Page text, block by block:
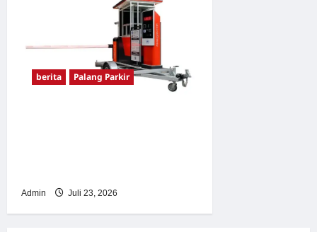
berita Palang Parkir
Admin Juli 23, 2026